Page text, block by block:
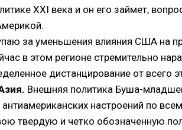
XXI века и он его займет,
за уменьшения влияния США на
в этом регионе стремительно
дистанцирование от всего
Внешняя политика Буша-
настроений по
твердую и четко обозначенную